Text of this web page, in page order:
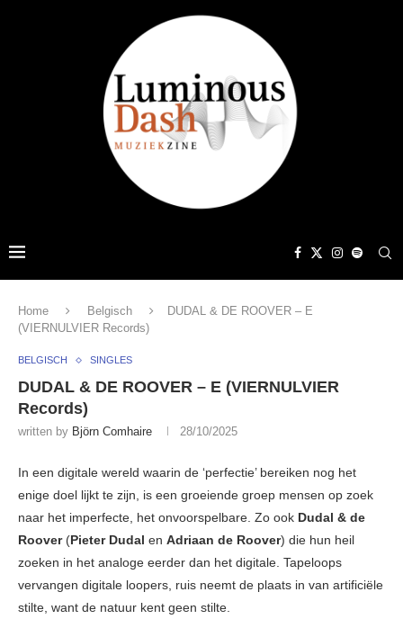
Home Belgisch
DUDAL & DE ROOVER – E
(VIERNULVIER Records)
BELGISCH SINGLES
DUDAL & DE ROOVER – E (VIERNULVIER
Records)
written by Björn Comhaire 28/10/2025
In een digitale wereld waarin de ‘perfectie’ bereiken nog het
enige doel lijkt te zijn, is een groeiende groep mensen op zoek
naar het imperfecte, het onvoorspelbare. Zo ook Dudal & de
Roover(Pieter Dudal en Adriaan de Roover) die hun heil
zoeken in het analoge eerder dan het digitale. Tapeloops
vervangen digitale loopers, ruis neemt de plaats in van artificiële
stilte, want de natuur kent geen stilte.